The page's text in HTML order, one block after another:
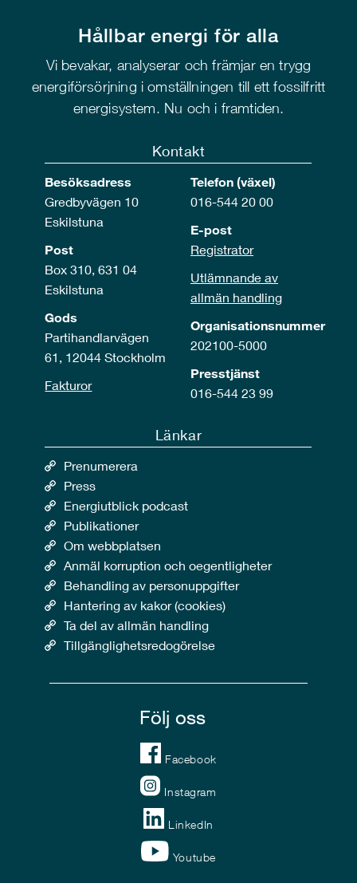
Hållbar energi för alla
Vi bevakar, analyserar och främjar en trygg
energiförsörjning i omställningen till ett fossilfritt
energisystem. Nu och i framtiden.
Kontakt
Besöksadress
Gredbyvägen 10
Eskilstuna
Post
Box 310, 631 04
Eskilstuna
Gods
Partihandlarvägen
61, 12044 Stockholm
Fakturor
Telefon (växel)
016-544 20 00
E-post
Registrator
Utlämnande av
allmän handling
Organisationsnummer
202100-5000
Presstjänst
016-544 23 99
Länkar
Prenumerera
Press
Energiutblick podcast
Publikationer
Om webbplatsen
Anmäl korruption och oegentligheter
Behandling av personuppgifter
Hantering av kakor (cookies)
Ta del av allmän handling
Tillgänglighetsredogörelse
Följ oss
Facebook
Instagram
LinkedIn
Youtube